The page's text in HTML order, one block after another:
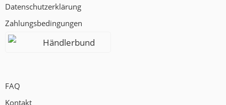
Datenschutzerklärung
Zahlungsbedingungen
Händlerbund
FAQ
Kontakt